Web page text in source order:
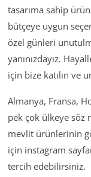
tasarıma sahip
bütçeye uygun
özel günleri
yanınızdayız.
için bize katılın ve
Almanya, Fransa,
pek çok ülkeye söz
mevlit ürünlerinin
için instagram
tercih edebilirsiniz.